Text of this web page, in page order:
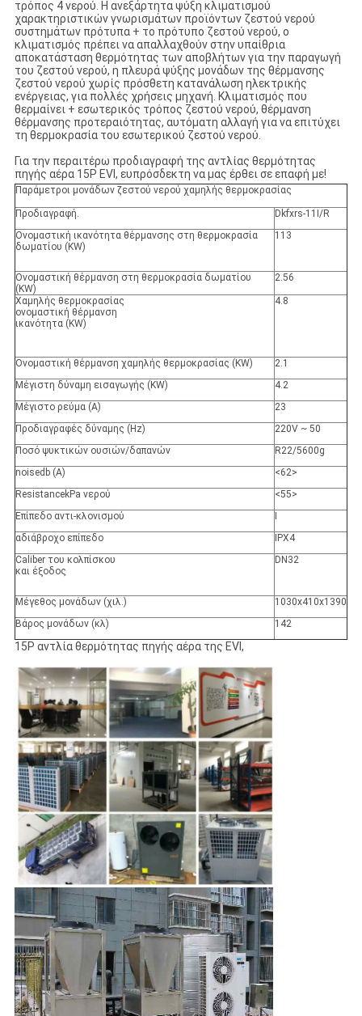
τρόπος 4 νερού. Η ανεξάρτητα ψύξη κλιματισμού
χαρακτηριστικών γνωρισμάτων προϊόντων ζεστού νερού
συστημάτων πρότυπα + το πρότυπο ζεστού νερού, ο
κλιματισμός πρέπει να απαλλαχθούν στην υπαίθρια
αποκατάσταση θερμότητας των αποβλήτων για την παραγωγή
του ζεστού νερού, η πλευρά ψύξης μονάδων της θέρμανσης
ζεστού νερού χωρίς πρόσθετη κατανάλωση ηλεκτρικής
ενέργειας, για πολλές χρήσεις μηχανή. Κλιματισμός που
θερμαίνει + εσωτερικός τρόπος ζεστού νερού, θέρμανση
θέρμανσης προτεραιότητας, αυτόματη αλλαγή για να επιτύχει
τη θερμοκρασία του εσωτερικού ζεστού νερού.
Για την περαιτέρω προδιαγραφή της αντλίας θερμότητας
πηγής αέρα 15P EVI, ευπρόσδεκτη να μας έρθει σε επαφή με!
Παράμετροι μονάδων ζεστού νερού χαμηλής θερμοκρασίας
Προδιαγραφή.
Dkfxrs-11I/R
Ονομαστική ικανότητα θέρμανσης στη θερμοκρασία
δωματίου (KW)
113
Ονομαστική θέρμανση στη θερμοκρασία δωματίου
(KW)
2.56
Χαμηλής θερμοκρασίας
ονομαστική θέρμανση
ικανότητα (KW)
4.8
Ονομαστική θέρμανση χαμηλής θερμοκρασίας (KW)
2.1
Μέγιστη δύναμη εισαγωγής (KW)
4.2
Μέγιστο ρεύμα (Α)
23
Προδιαγραφές δύναμης (Hz)
220V ~ 50
Ποσό ψυκτικών ουσιών/δαπανών
R22/5600g
noisedb (Α)
<62>
ResistancekPa νερού
<55>
Επίπεδο αντι-κλονισμού
αδιάβροχο επίπεδο
IPX4
Caliber του κολπίσκου
και έξοδος
DN32
Μέγεθος μονάδων (χιλ.)
1030x410x1390
Βάρος μονάδων (κλ)
142
15P αντλία θερμότητας πηγής αέρα της EVI,